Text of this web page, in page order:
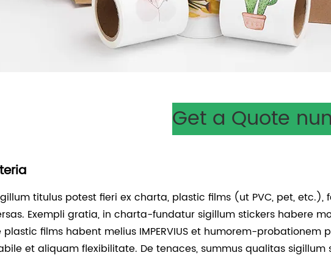
Get a Quote
titulus potest fieri ex charta, plastic films (ut PVC, pet,
Exempli gratia, in charta-fundatur sigillum stickers habere
plastic films habent melius IMPERVIUS et humorem-
et aliquam flexibilitate. De tenaces, summus qualitas